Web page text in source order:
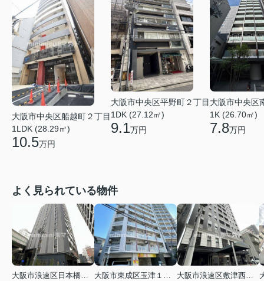
大阪市中央区船越町２丁目
1LDK (28.29㎡)
10.5万円
大阪市中央区平野町２丁目
1DK (27.12㎡)
9.1万円
大阪市中央区
1K (26.70㎡)
7.8万円
よく見られている物件
大阪市浪速区日本橋東３丁目
大阪市東成区玉津１丁目
大阪市浪速区敷津西１丁目